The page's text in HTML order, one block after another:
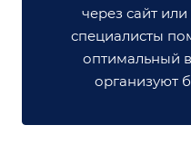
через сайт
специалисты
оптимальный
организуют